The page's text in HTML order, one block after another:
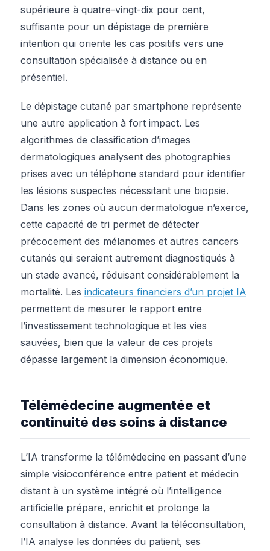
supérieure à quatre-vingt-dix pour cent,
suffisante pour un dépistage de première
intention qui oriente les cas positifs vers une
consultation spécialisée à distance ou en
présentiel.
Le dépistage cutané par smartphone représente
une autre application à fort impact. Les
algorithmes de classification d’images
dermatologiques analysent des photographies
prises avec un téléphone standard pour identifier
les lésions suspectes nécessitant une biopsie.
Dans les zones où aucun dermatologue n’exerce,
cette capacité de tri permet de détecter
précocement des mélanomes et autres cancers
cutanés qui seraient autrement diagnostiqués à
un stade avancé, réduisant considérablement la
mortalité. Les indicateurs financiers d’un projet IA
permettent de mesurer le rapport entre
l’investissement technologique et les vies
sauvées, bien que la valeur de ces projets
dépasse largement la dimension économique.
Télémédecine augmentée et
continuité des soins à distance
L’IA transforme la télémédecine en passant d’une
simple visioconférence entre patient et médecin
distant à un système intégré où l’intelligence
artificielle prépare, enrichit et prolonge la
consultation à distance. Avant la téléconsultation,
l’IA analyse les données du patient, ses